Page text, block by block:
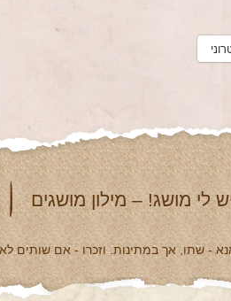
לי מושג! – מילון מושגים
- שתו, אך במתינות. וזכרו - אם שותים לא